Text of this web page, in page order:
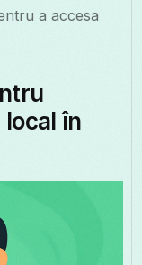
a accesa
în